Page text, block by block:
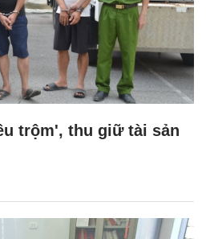
trộm', thu giữ tài sản